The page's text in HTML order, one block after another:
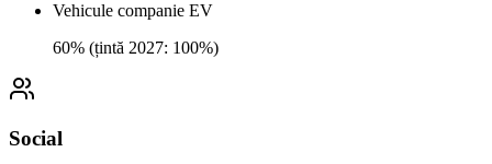
Vehicule companie EV
60% (țintă 2027: 100%)
Social